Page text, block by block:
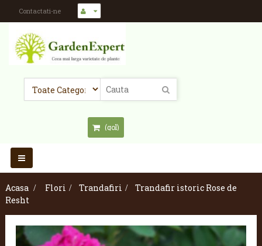
Contactati-ne
(gol)
Toggle
navigation
Acasa
> Flori > Trandafiri >
Trandafir istoric Rose de
Resht